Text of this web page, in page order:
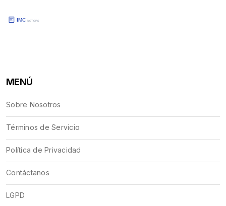
MENÚ
Sobre Nosotros
Términos de Servicio
Política de Privacidad
Contáctanos
LGPD